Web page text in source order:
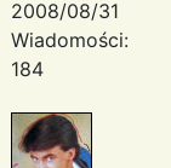
2008/08/31
Wiadomości:
184